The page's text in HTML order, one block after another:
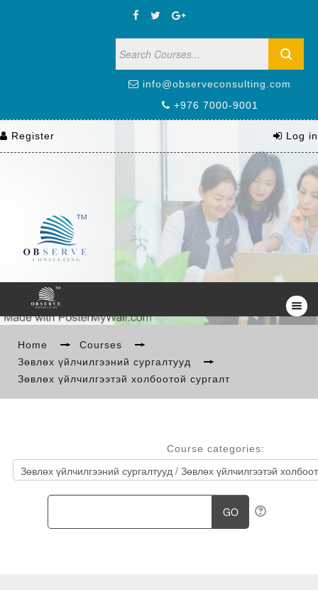
info@observeconsulting.com
+976 7000-9001
Register Log in
БИДНИЙ ТУХАЙ
МЭДЭЭ
LANGUAGE
Home → Courses
→
Зөвлөх үйлчилгээний сургалтууд
→
Зөвлөх үйлчилгээтэй холбоотой сургалт
Course categories: